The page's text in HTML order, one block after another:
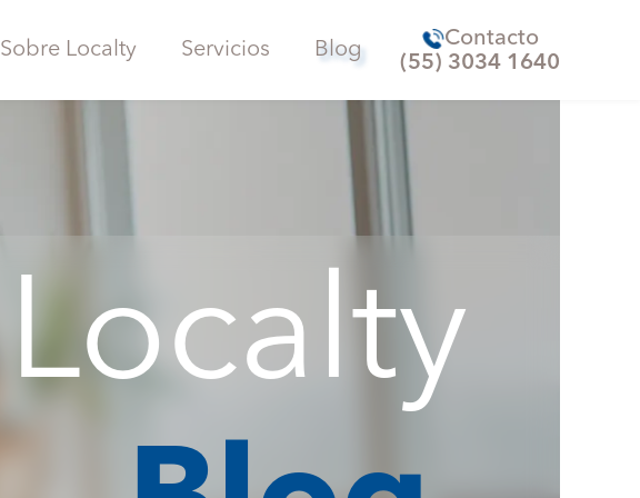
Sobre Localty Servicios Blog
Contacto
(55) 3034 1640
Localty